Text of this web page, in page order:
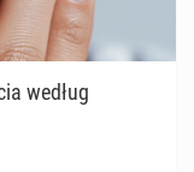
według